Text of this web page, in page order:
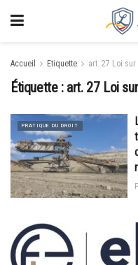
Accueil Etiquette art. 27 Loi
Étiquette : art. 27 Loi
PRATIQUE DU DROIT